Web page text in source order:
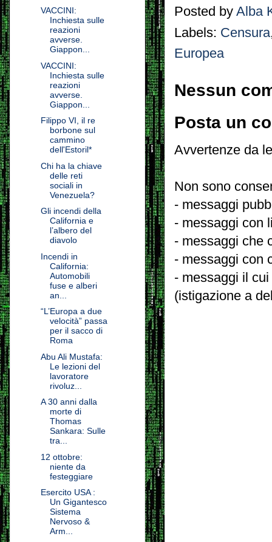
Posted by Alba
Labels: Censura
Europea
Nessun
Posta un
Avvertenze da
Non sono
- messaggi
- messaggi con
- messaggi che
- messaggi con
- messaggi il
(istigazione a
VACCINI:
Inchiesta sulle
reazioni
avverse.
Giappon...
VACCINI:
Inchiesta sulle
reazioni
avverse.
Giappon...
Filippo VI, il re
borbone sul
cammino
dell'Estoril*
Chi ha la chiave
delle reti
sociali in
Venezuela?
Gli incendi della
California e
l’albero del
diavolo
Incendi in
California:
Automobili
fuse e alberi
an...
“L’Europa a due
velocità” passa
per il sacco di
Roma
Abu Ali Mustafa:
Le lezioni del
lavoratore
rivoluz...
A 30 anni dalla
morte di
Thomas
Sankara: Sulle
tra...
12 ottobre: ​​
niente da
festeggiare
Esercito USA :
Un Gigantesco
Sistema
Nervoso &
Arm...